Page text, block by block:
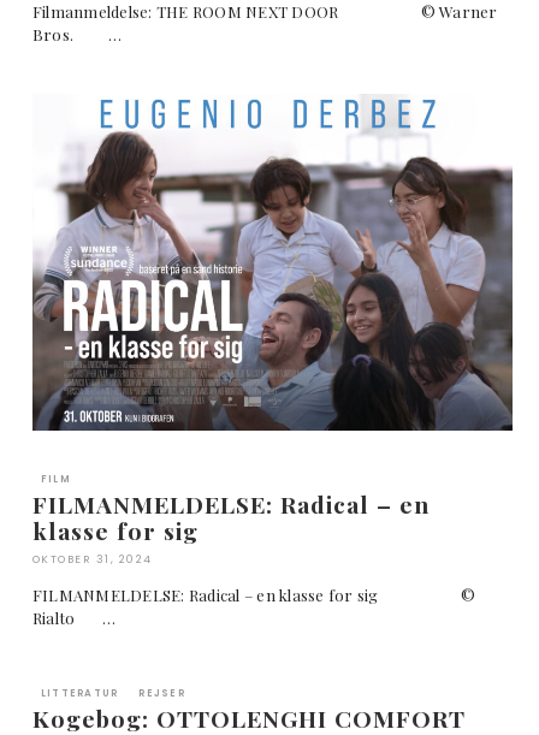
Filmanmeldelse: THE ROOM NEXT DOOR © Warner
Bros. …
FILM
FILMANMELDELSE: Radical – en
klasse for sig
OKTOBER 31, 2024
FILMANMELDELSE: Radical – en klasse for sig ©
Rialto …
LITTERATUR REJSER
Kogebog: OTTOLENGHI COMFORT